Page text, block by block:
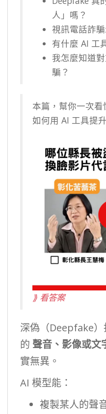
人」嗎？
視訊電話詐
有什麼 AI 工
我怎麼知道
騙？
本篇，幫你一次
如何用 AI 工具提
⟫ 看答案
深偽（Deepfake
的 聲音、影像或文
實無異。
AI 模型能：
複製某人的聲